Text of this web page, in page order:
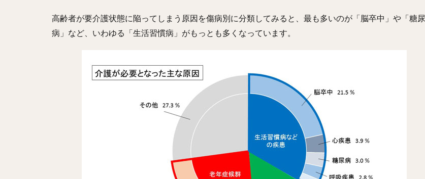
高齢者が要介護状態に陥ってしまう原因を傷病別に分類してみると、最も多いのが「脳卒中」や「糖尿
病」など、いわゆる「生活習慣病」がもっとも多くなっています。